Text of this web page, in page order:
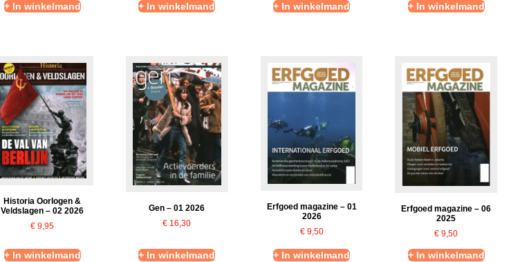
+ In winkelmand + In winkelmand + In winkelmand + In winkelmand
Historia Oorlogen &
Veldslagen – 02 2026
€ 9,95
+ In winkelmand
Gen – 01 2026
€ 16,30
+ In winkelmand
Erfgoed magazine – 01
2026
€9,50
+ In winkelmand
Erfgoed magazine – 06
2025
€ 9,50
+ In winkelmand